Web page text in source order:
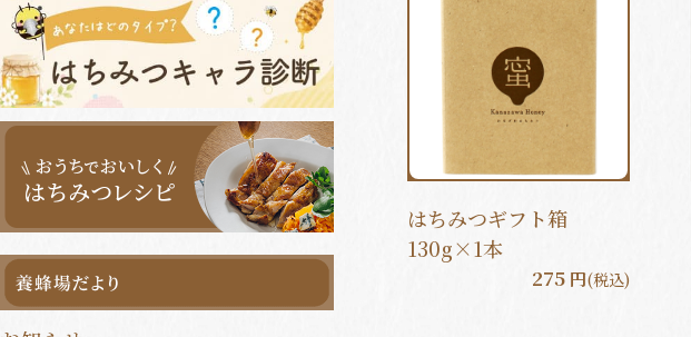
健康食品まとめ買い
一覧はこちら
はちみつギフト箱
130g×1本
275 円(税込)